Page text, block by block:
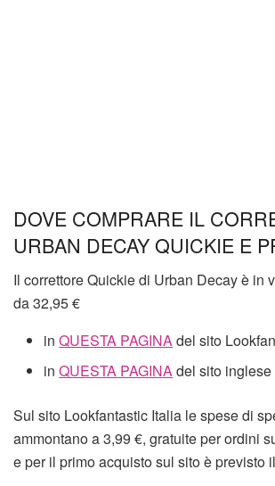
DOVE COMPRARE IL
URBAN DECAY QUICKIE E
Il correttore Quickie di Urban Decay è in
da 32,95 €
inQUESTA PAGINAdel sito
inQUESTA PAGINAdel sito inglese
Sul sito Lookfantastic Italia le spese di
ammontano a 3,99 €, gratuite per ordini
e per il primo acquisto sul sito è previsto